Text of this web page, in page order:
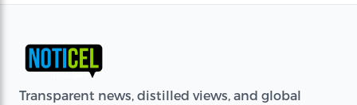
Transparent news, distilled views, and global